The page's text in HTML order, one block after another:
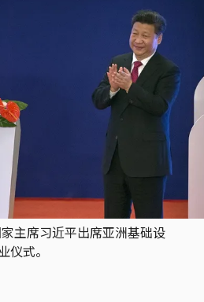
主席习近平出席亚洲基础设
仪式。